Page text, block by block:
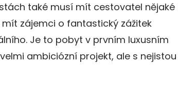
také musí mít cestovatel nějaké
zájemci o fantastický zážitek
Je to pobyt v prvním luxusním
ambiciózní projekt, ale s nejistou